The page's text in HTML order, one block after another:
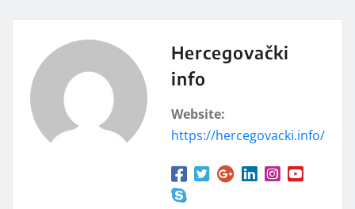
Hercegovački
info
Website:
https://hercegovacki.info/